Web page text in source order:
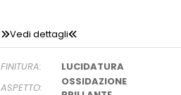
Vedi dettagli
FINITURA:
LUCIDATURA
ASPETTO:
OSSIDAZIONE